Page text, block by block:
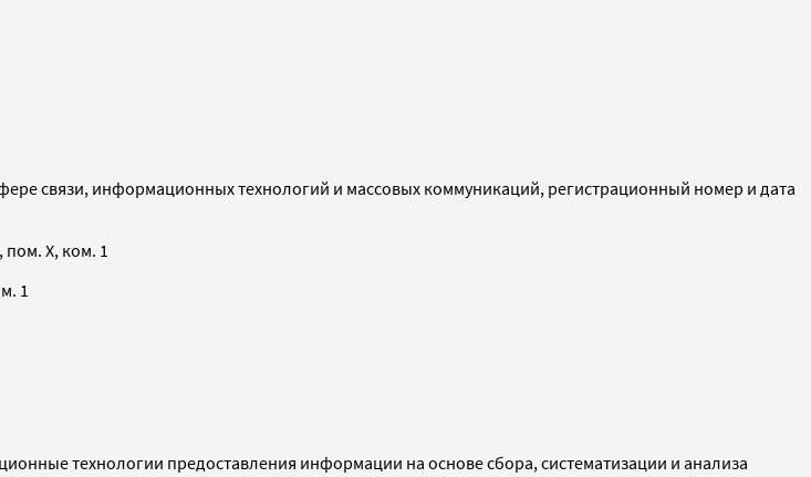
связи, информационных технологий и массовых коммуникаций, регистрационный номер и дата
пом. X, ком. 1
1
технологии предоставления информации на основе сбора, систематизации и анализа